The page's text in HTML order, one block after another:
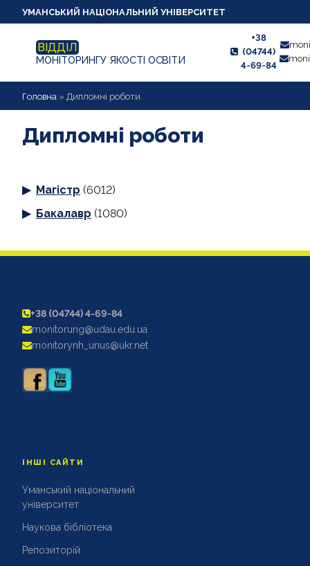
УМАНСЬКИЙ НАЦІОНАЛЬНИЙ УНІВЕРСИТЕТ
ВІДДІЛ
МОНІТОРИНГУ ЯКОСТІ ОСВІТИ
+38
(04744)
4-69-84
НОВИНИ
ПРО ВІДДІЛ
ВИКЛАДАЧУ
АНКЕТУВАННЯ
ДИПЛОМНІ РОБОТИ
АКРЕДИТАЦІЙНІ ЕКСПЕРТИЗИ
АКАДЕМІЧНА ДОБРОЧЕСНІСТЬ
Головна » Дипломні роботи
Дипломні роботи
Магістр (6012)
Бакалавр (1080)
+38 (04744) 4-69-84
monitorung@udau.edu.ua
monitorynh_unus@ukr.net
ІНШІ САЙТИ
Уманський національний
університет
Наукова бібліотека
Репозиторій